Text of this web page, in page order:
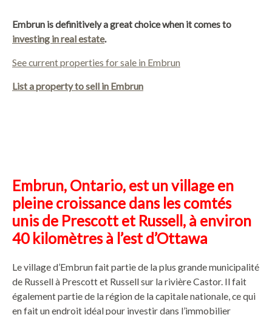
Embrun is definitively a great choice when it comes to
investing in real estate.
See current properties for sale in Embrun
List a property to sell in Embrun
Embrun, Ontario, est un village en
pleine croissance dans les comtés
unis de Prescott et Russell, à environ
40 kilomètres à l’est d’Ottawa
Le village d’Embrun fait partie de la plus grande municipalité
de Russell à Prescott et Russell sur la rivière Castor. Il fait
également partie de la région de la capitale nationale, ce qui
en fait un endroit idéal pour investir dans l’immobilier